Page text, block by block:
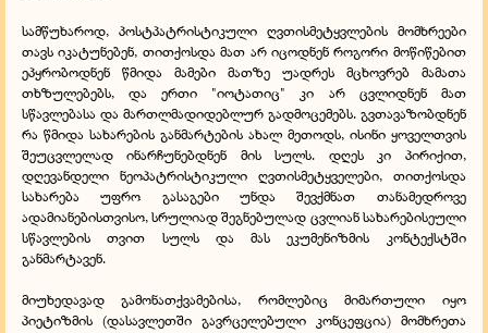
სამწუხაროდ, პოსტპატრისტიკული ღვთისმეტყვლების მომხრეები
თავს იკატუნებენ, თითქოსდა მათ არ იცოდნენ როგორი მოწიწებით
ეპყრობოდნენ წმიდა მამები მათზე უადრეს მცხოვრებ მამათა
თხზულებებს, და ერთი "იოტათიც" კი არ ცვლიდნენ მათ
სწავლებასა და მართლმადიდებლურ გადმოცემებს. გვთავაზობდნენ
რა წმიდა სახარების განმარტების ახალ მეთოდს, ისინი ყოველთვის
შეუცვლელად ინარჩუნებდნენ მის სულს. დღეს კი პირიქით,
დღევანდელი ნეოპატრისტიკული ღვთისმეტყველები, თითქოსდა
სახარება უფრო გასაგები უნდა შევქმნათ თანამედროვე
ადამიანებისთვისო, სრულიად შეგნებულად ცვლიან სახარებისეული
სწავლების თვით სულს და მას ეკუმენიზმის კონტექსტში
განმარტავენ.
მიუხედავად გამონათქვამებისა, რომლებიც მიმართული იყო
პიეტიზმის (დასავლეთში გავრცელებული კონცეფცია) მომხრეთა